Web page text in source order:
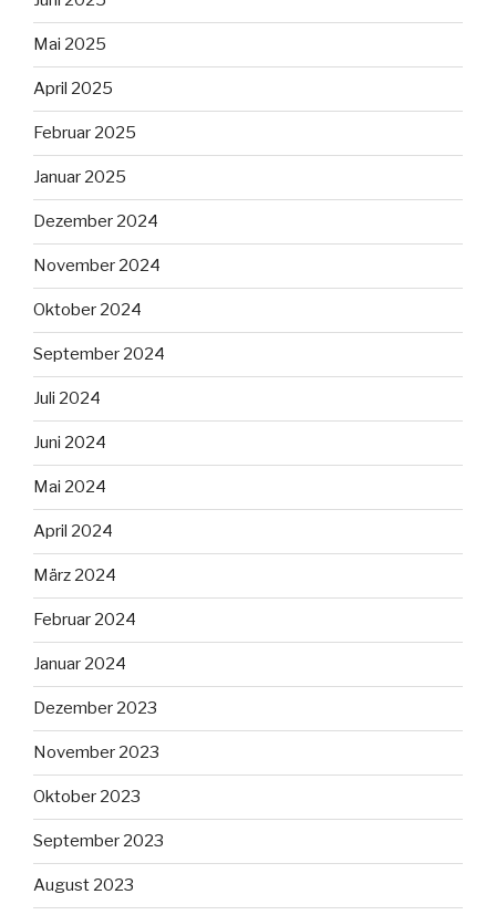
Mai 2025
April 2025
Februar 2025
Januar 2025
Dezember 2024
November 2024
Oktober 2024
September 2024
Juli 2024
Juni 2024
Mai 2024
April 2024
März 2024
Februar 2024
Januar 2024
Dezember 2023
November 2023
Oktober 2023
September 2023
August 2023